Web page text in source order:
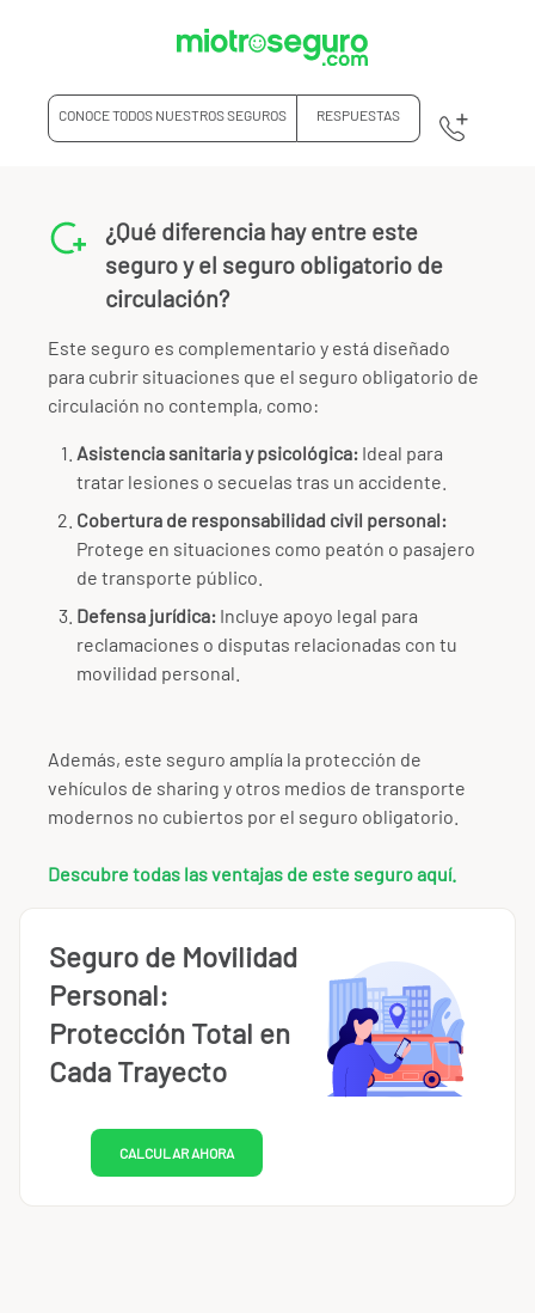
CONOCE TODOS NUESTROS SEGUROS RESPUESTAS
¿Qué diferencia hay entre este
seguro y el seguro obligatorio de
circulación?
Este seguro es complementario y está diseñado
para cubrir situaciones que el seguro obligatorio de
circulación no contempla, como:
Asistencia sanitaria y psicológica: Ideal para
tratar lesiones o secuelas tras un accidente.
Cobertura de responsabilidad civil personal:
Protege en situaciones como peatón o pasajero
de transporte público.
Defensa jurídica: Incluye apoyo legal para
reclamaciones o disputas relacionadas con tu
movilidad personal.
Además, este seguro amplía la protección de
vehículos de sharing y otros medios de transporte
modernos no cubiertos por el seguro obligatorio.
Descubre todas las ventajas de este seguro aquí.
Seguro de Movilidad
Personal:
Protección Total en
Cada Trayecto
CALCULAR AHORA